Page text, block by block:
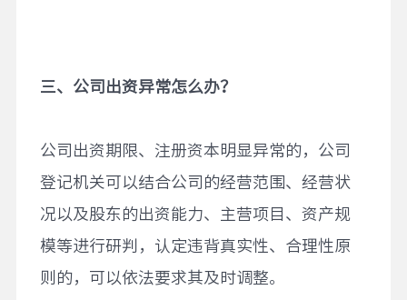
三、公司出资异常怎么办？
公司出资期限、注册资本明显异常的，公司
登记机关可以结合公司的经营范围、经营状
况以及股东的出资能力、主营项目、资产规
模等进行研判，认定违背真实性、合理性原
则的，可以依法要求其及时调整。